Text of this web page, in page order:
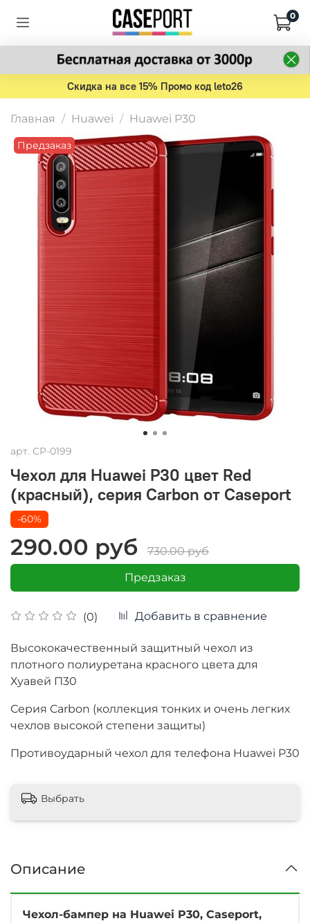
0
Скидка на все 15% Промо код leto26
Главная Huawei Huawei P30
Предзаказ
арт. CP-0199
Чехол для Huawei P30 цвет Red
(красный), серия Carbon от Caseport
(0) Добавить в сравнение
-60%
290.00 руб
730.00 руб
Предзаказ
Высококачественный защитный чехол из
плотного полиуретана красного цвета для
Хуавей П30
Серия Carbon (коллекция тонких и очень легких
чехлов высокой степени защиты)
Противоударный чехол для телефона Huawei P30
Выбрать
Описание
Чехол-бампер на Huawei P30, Caseport,